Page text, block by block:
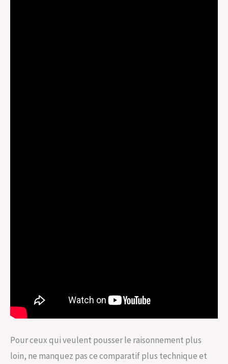
Pour ceux qui veulent pousser le raisonnement plus
loin, ne manquez pas ce comparatif plus technique et